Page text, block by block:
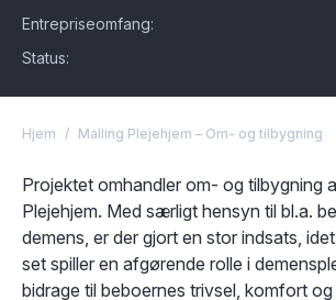
Entrepriseomfang:
Status:
Hjem / Malling Plejehjem – Om- og tilbygning
Projektet omhandler om- og tilbygning
Plejehjem. Med særligt hensyn til bl.a.
demens, er der gjort en stor indsats,
set spiller en afgørende rolle i
bidrage til beboernes trivsel, komfort